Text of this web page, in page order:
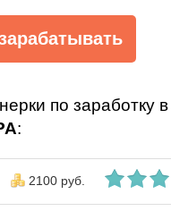
по заработку в
:
2100 руб.